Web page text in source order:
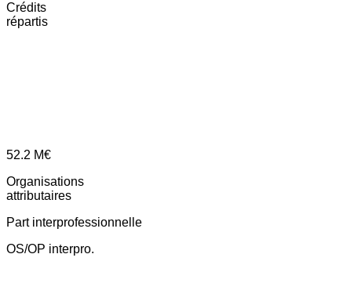
Crédits
répartis
52.2 M€
Organisations
attributaires
Part interprofessionnelle
OS/OP interpro.